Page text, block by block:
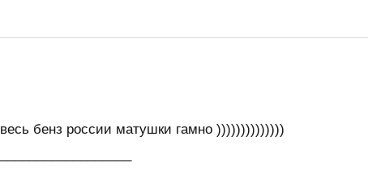
весь бенз россии матушки гамно ))))))))))))))